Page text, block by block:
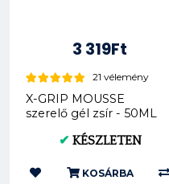
3 319Ft
21 vélemény
X-GRIP MOUSSE
szerelő gél zsír - 50ML
✔ KÉSZLETEN
KOSÁRBA